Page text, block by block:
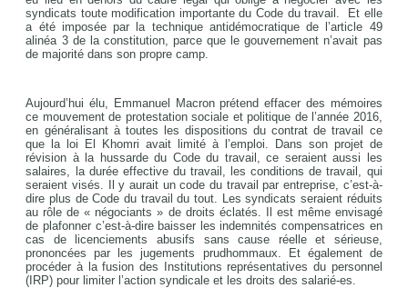
syndicats toute modification importante du Code du travail. Et elle
a été imposée par la technique antidémocratique de l’article 49
alinéa 3 de la constitution, parce que le gouvernement n’avait pas
de majorité dans son propre camp.
Aujourd’hui élu, Emmanuel Macron prétend effacer des mémoires
ce mouvement de protestation sociale et politique de l’année 2016,
en généralisant à toutes les dispositions du contrat de travail ce
que la loi El Khomri avait limité à l’emploi. Dans son projet de
révision à la hussarde du Code du travail, ce seraient aussi les
salaires, la durée effective du travail, les conditions de travail, qui
seraient visés. Il y aurait un code du travail par entreprise, c’est-à-
dire plus de Code du travail du tout. Les syndicats seraient réduits
au rôle de « négociants » de droits éclatés. Il est même envisagé
de plafonner c’est-à-dire baisser les indemnités compensatrices en
cas de licenciements abusifs sans cause réelle et sérieuse,
prononcées par les jugements prudhommaux. Et également de
procéder à la fusion des Institutions représentatives du personnel
(IRP) pour limiter l’action syndicale et les droits des salarié-es.